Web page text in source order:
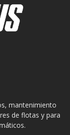
mantenimiento
de flotas y para